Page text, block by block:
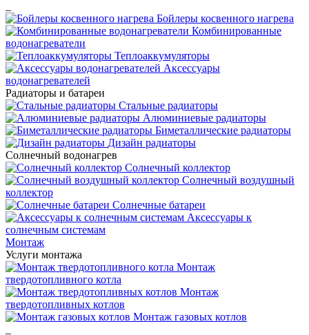
Бойлеры косвенного нагрева
Комбинированные
водонагреватели
Теплоаккумуляторы
Аксессуары
водонагревателей
Радиаторы и батареи
Стальные радиаторы
Алюминиевые радиаторы
Биметаллические радиаторы
Дизайн радиаторы
Солнечный водонагрев
Солнечный коллектор
Солнечный воздушный
коллектор
Солнечные батареи
Аксессуары к
солнечным системам
Монтаж
Услуги монтажа
Монтаж
твердотопливного котла
Монтаж
твердотопливных котлов
Монтаж газовых котлов